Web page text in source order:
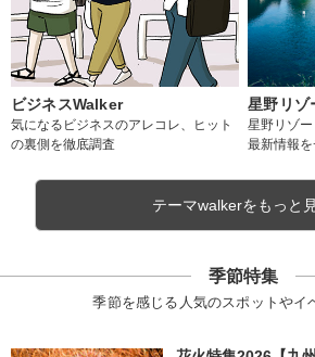
ビジネスWalker
気になるビジネスのアレコレ、ヒット
の裏側を徹底調査
星野リゾ
星野リゾ
最新情報を
テーマwalkerをもっと
季節特集
季節を感じる人気のスポットやイ